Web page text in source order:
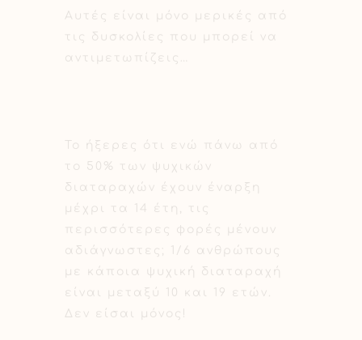
Αυτές είναι μόνο μερικές από
τις δυσκολίες που μπορεί να
αντιμετωπίζεις…
Το ήξερες ότι ενώ πάνω από
το 50% των ψυχικών
διαταραχών έχουν έναρξη
μέχρι τα 14 έτη, τις
περισσότερες φορές μένουν
αδιάγνωστες; 1/6 ανθρώπους
με κάποια ψυχική διαταραχή
είναι μεταξύ 10 και 19 ετών.
Δεν είσαι μόνος!